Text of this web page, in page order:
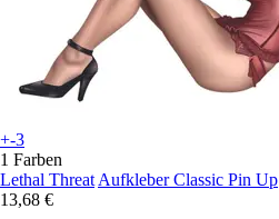
+-3
1 Farben
Lethal Threat Aufkleber Classic Pin Up
13,68 €